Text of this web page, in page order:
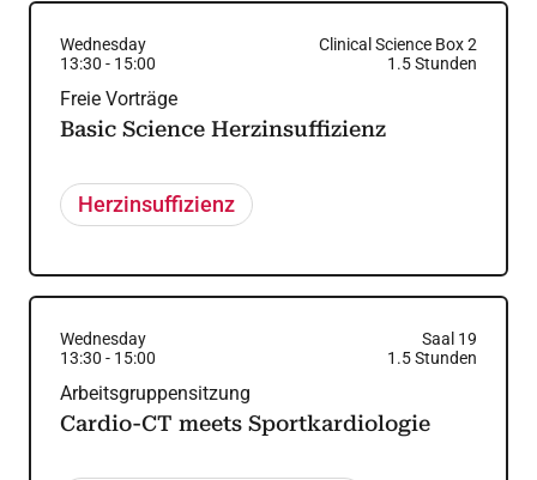
Wednesday
Clinical Science Box 2
13:30 - 15:00 1.5Stunden
Freie Vorträge
Basic Science Herzinsuffizienz
Herzinsuffizienz
Wednesday
Saal 19
13:30 - 15:00 1.5Stunden
Arbeitsgruppensitzung
Cardio-CT meets Sportkardiologie